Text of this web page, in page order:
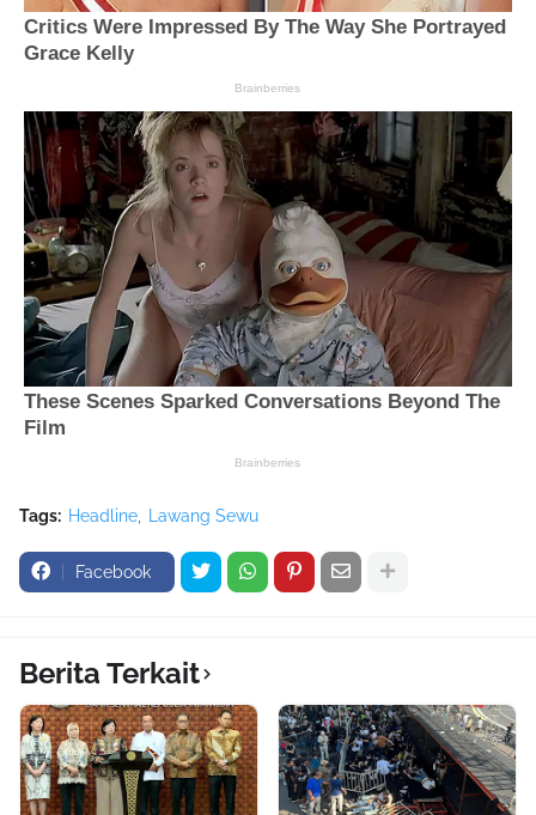
Tags: Headline Lawang Sewu
Facebook
Berita Terkait